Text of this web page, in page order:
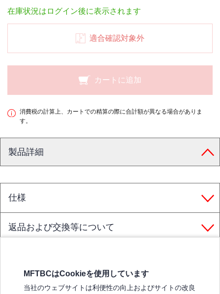
在庫状況はログイン後に表示されます
適合確認対象外
カートに追加
消費税の計算上、カートでの精算の際に合計額が異なる場合がありま
す。
製品詳細
仕様
返品および交換等について
MFTBCはCookieを使用しています
当社のウェブサイトは利便性の向上およびサイトの改良